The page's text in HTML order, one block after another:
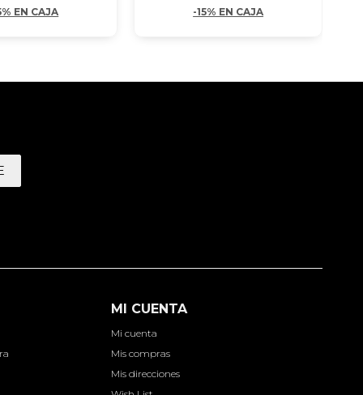
EN CAJA -15% EN CAJA
MI CUENTA
Mi cuenta
Mis compras
Mis direcciones